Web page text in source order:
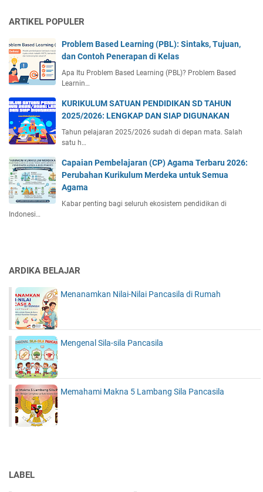
ARTIKEL POPULER
Problem Based Learning (PBL): Sintaks, Tujuan,
dan Contoh Penerapan di Kelas
Apa Itu Problem Based Learning (PBL)? Problem Based
Learnin…
KURIKULUM SATUAN PENDIDIKAN SD TAHUN
2025/2026: LENGKAP DAN SIAP DIGUNAKAN
Tahun pelajaran 2025/2026 sudah di depan mata. Salah
satu h…
Capaian Pembelajaran (CP) Agama Terbaru 2026:
Perubahan Kurikulum Merdeka untuk Semua
Agama
Kabar penting bagi seluruh ekosistem pendidikan di
Indonesi…
ARDIKA BELAJAR
Menanamkan Nilai-Nilai Pancasila di Rumah
Mengenal Sila-sila Pancasila
Memahami Makna 5 Lambang Sila Pancasila
LABEL